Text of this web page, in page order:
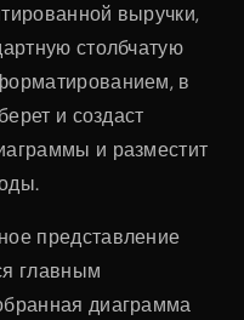
выручки,
столбчатую
в
и создаст
и разместит
представление
главным
диаграмма